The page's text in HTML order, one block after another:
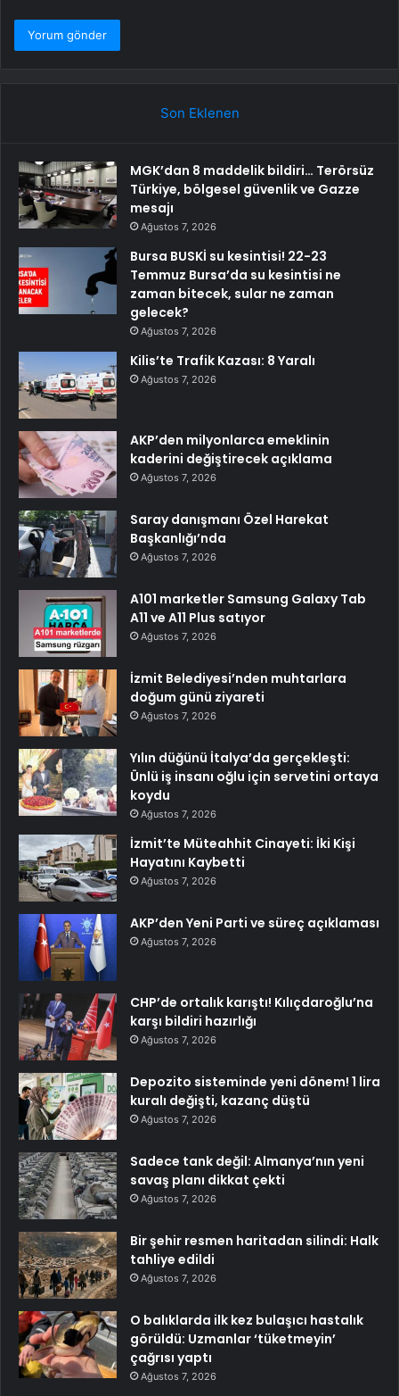
Son Eklenen
MGK’dan 8 maddelik bildiri… Terörsüz
Türkiye, bölgesel güvenlik ve Gazze
mesajı
Ağustos 7, 2026
Bursa BUSKİ su kesintisi! 22-23
Temmuz Bursa’da su kesintisi ne
zaman bitecek, sular ne zaman
gelecek?
Ağustos 7, 2026
Kilis’te Trafik Kazası: 8 Yaralı
Ağustos 7, 2026
AKP’den milyonlarca emeklinin
kaderini değiştirecek açıklama
Ağustos 7, 2026
Saray danışmanı Özel Harekat
Başkanlığı’nda
Ağustos 7, 2026
A101 marketler Samsung Galaxy Tab
A11 ve A11 Plus satıyor
Ağustos 7, 2026
İzmit Belediyesi’nden muhtarlara
doğum günü ziyareti
Ağustos 7, 2026
Yılın düğünü İtalya’da gerçekleşti:
Ünlü iş insanı oğlu için servetini ortaya
koydu
Ağustos 7, 2026
İzmit’te Müteahhit Cinayeti: İki Kişi
Hayatını Kaybetti
Ağustos 7, 2026
AKP’den Yeni Parti ve süreç açıklaması
Ağustos 7, 2026
CHP’de ortalık karıştı! Kılıçdaroğlu’na
karşı bildiri hazırlığı
Ağustos 7, 2026
Depozito sisteminde yeni dönem! 1 lira
kuralı değişti, kazanç düştü
Ağustos 7, 2026
Sadece tank değil: Almanya’nın yeni
savaş planı dikkat çekti
Ağustos 7, 2026
Bir şehir resmen haritadan silindi: Halk
tahliye edildi
Ağustos 7, 2026
O balıklarda ilk kez bulaşıcı hastalık
görüldü: Uzmanlar ‘tüketmeyin’
çağrısı yaptı
Ağustos 7, 2026